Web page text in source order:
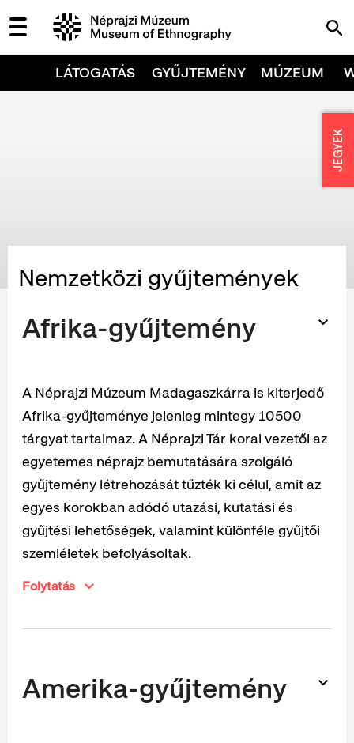
LÁTOGATÁS GYŰJTEMÉNY MÚZEUM
Nemzetközi gyűjtemények
Afrika-gyűjtemény
A Néprajzi Múzeum Madagaszkárra is kiterjedő
Afrika-gyűjteménye jelenleg mintegy 10500
tárgyat tartalmaz. A Néprajzi Tár korai vezetői az
egyetemes néprajz bemutatására szolgáló
gyűjtemény létrehozását tűzték ki célul, amit az
egyes korokban adódó utazási, kutatási és
gyűjtési lehetőségek, valamint különféle gyűjtői
szemléletek befolyásoltak.
Folytatás
Amerika-gyűjtemény
JEGYEK